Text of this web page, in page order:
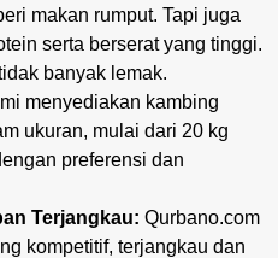
makan rumput. Tapi juga
serta berserat yang tinggi.
banyak lemak.
menyediakan kambing
ukuran, mulai dari 20 kg
preferensi dan
Terjangkau: Qurbano.com
kompetitif, terjangkau dan